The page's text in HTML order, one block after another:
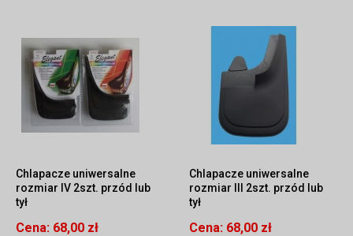
Chlapacze uniwersalne
rozmiar IV 2szt. przód lub
tył
Cena: 68,00 zł
Chlapacze uniwersalne
rozmiar III 2szt. przód lub
tył
Cena: 68,00 zł